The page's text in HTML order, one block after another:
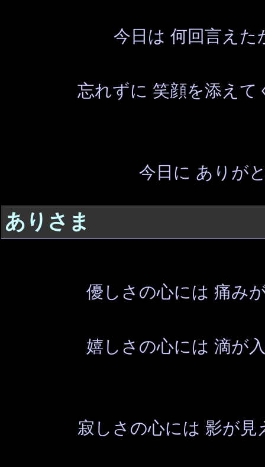
今日は 何回言えた
忘れずに 笑顔を添えて
今日に ありが
ありさま
優しさの心には 痛み
嬉しさの心には 滴が
寂しさの心には 影が見